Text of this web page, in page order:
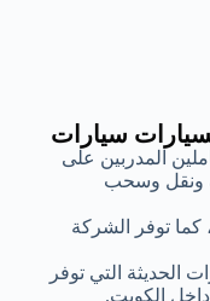
سيارات
المدربين على
ونقل وسحب
توفر الشركة
الحديثة التي توفر
الكويت.